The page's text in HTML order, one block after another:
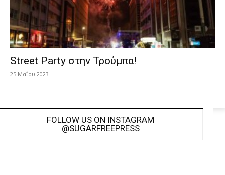
Street Party στην Τρούμπα!
25 Μαΐου 2023
FOLLOW US ON INSTAGRAM
@SUGARFREEPRESS